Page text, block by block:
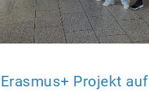
Erasmus+ Projekt auf